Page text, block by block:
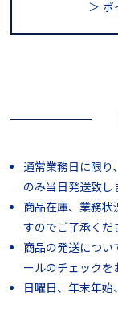
＞ ポ
通常業務日に限
のみ当日発送致し
商品在庫、業務状
すのでご了承くだ
商品の発送につい
ールのチェックを
日曜日、年末年始